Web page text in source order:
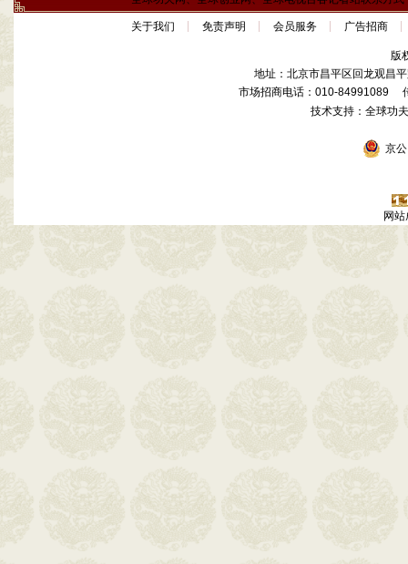
关于我们 免责声明 会员服务 广告招商
版
地址：北京市昌平区回龙观昌
市场招商电话：010-84991089
技术支持：全球
京公
网